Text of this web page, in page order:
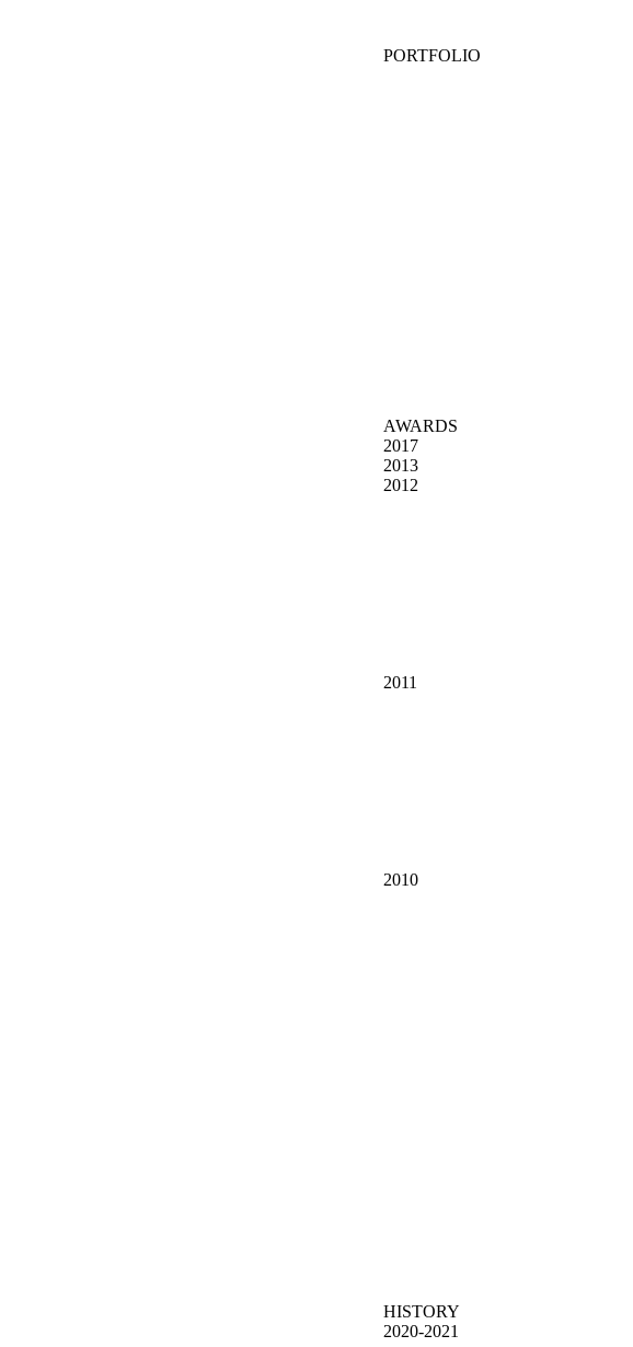
PORTFOLIO
AWARDS
2017
2013
2012
2011
2010
HISTORY
2020-2021